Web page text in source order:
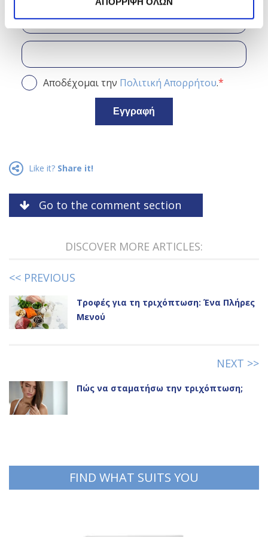
Αποδέχομαι την Πολιτική Απορρήτου.*
Εγγραφή
Like it? Share it!
Go to the comment section
DISCOVER MORE ARTICLES:
<< PREVIOUS
Τροφές για τη τριχόπτωση: Ένα Πλήρες
Μενού
NEXT >>
Πώς να σταματήσω την τριχόπτωση;
FIND WHAT SUITS YOU